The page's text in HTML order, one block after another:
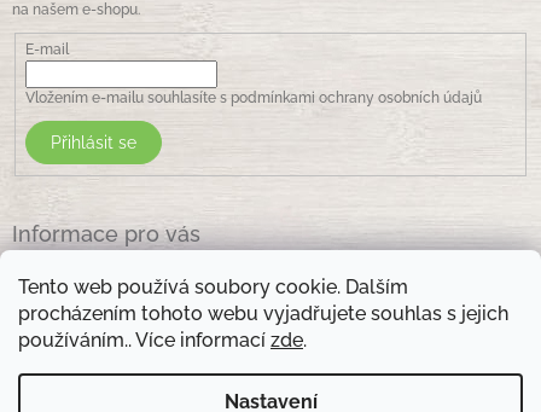
Tento web používá soubory cookie. Dalším
procházením tohoto webu vyjadřujete souhlas s jejich
používáním.. Více informací zde.
Nastavení
na našem e-shopu.
E-mail
Vložením e-mailu souhlasíte s podmínkami ochrany osobních údajů
Přihlásit se
Informace pro vás
Obchodní podmínky
Podmínky ochrany osobních údajů
Kontakty